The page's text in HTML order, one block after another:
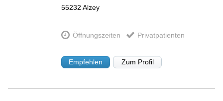
55232 Alzey
Öffnungszeiten Privatpatienten
Empfehlen Zum Profil